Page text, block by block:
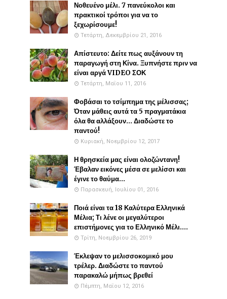
Νοθευένο μέλι. 7 πανεύκολοι και
πρακτικοί τρόποι για να το
ξεχωρίσουμε!
Τετάρτη, Δεκεμβρίου 21, 2016
Απίστευτο: Δείτε πως αυξάνουν τη
παραγωγή στη Κίνα. Ξυπνήστε πριν να
είναι αργά VIDEO ΣΟΚ
Τετάρτη, Μαΐου 11, 2016
Φοβάσαι το τσίμπημα της μέλισσας;
Όταν μάθεις αυτά τα 5 πραγματάκια
όλα θα αλλάξουν... Διαδώστε το
παντού!
Κυριακή, Νοεμβρίου 12, 2017
Η θρησκεία μας είναι ολοζώντανη!
Έβαλαν εικόνες μέσα σε μελίσσι και
έγινε το θαύμα...
Παρασκευή, Ιουλίου 01, 2016
Ποιά είναι τα 18 Καλύτερα Ελληνικά
Μέλια; Τι λένε οι μεγαλύτεροι
επιστήμονες για το Ελληνικό Μέλι....
Τρίτη, Νοεμβρίου 26, 2019
Έκλεψαν το μελισσοκομικό μου
τρέλερ. Διαδώστε το παντού
παρακαλώ μήπως βρεθεί
Πέμπτη, Μαΐου 12, 2016